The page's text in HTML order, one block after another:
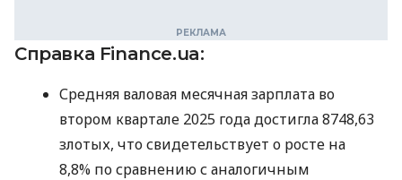
Справка Finance.ua:
Средняя валовая месячная зарплата во
втором квартале 2025 года достигла 8748,63
злотых, что свидетельствует о росте на
8,8% по сравнению с аналогичным